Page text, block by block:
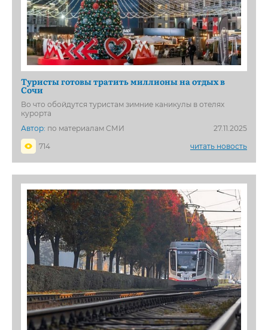
Туристы готовы тратить миллионы на отдых в
Сочи
Во что обойдутся туристам зимние каникулы в отелях
курорта
Автор: по материалам СМИ
27.11.2025
714
читать новость